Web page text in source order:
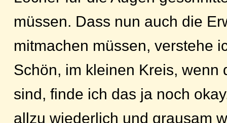
müssen. Dass nun auch die
mitmachen müssen, verstehe
Schön, im kleinen Kreis, wenn
sind, finde ich das ja noch
allzu wiederlich und grausam